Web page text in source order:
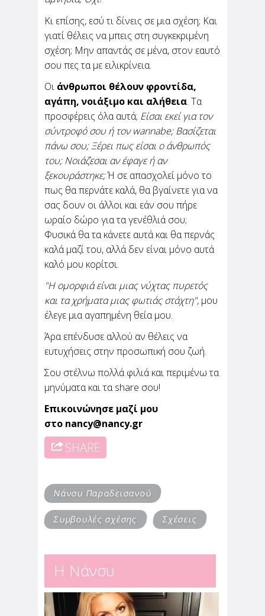
Κι επίσης, εσύ τι δίνεις σε μια σχέση; Και
γιατί θέλεις να μπεις στη συγκεκριμένη
σχέση; Μην απαντάς σε μένα, στον εαυτό
σου πες τα με ειλικρίνεια.
Οι άνθρωποι θέλουν φροντίδα,
αγάπη, νοιάξιμο και αλήθεια. Τα
προσφέρεις όλα αυτά; Είσαι εκεί για τον
σύντροφό σου ή τον wannabe; Βασίζεται
πάνω σου; Ξέρει πως είσαι ο άνθρωπός
του; Νοιάζεσαι αν έφαγε ή αν
ξεκουράστηκε;Ή σε απασχολεί μόνο το
πως θα περνάτε καλά, θα βγαίνετε για να
σας δουν οι άλλοι και εάν σου πήρε
ωραίο δώρο για τα γενέθλιά σου;
Φυσικά θα τα κάνετε αυτά και θα περνάς
καλά μαζί του, αλλά δεν είναι μόνο αυτά
καλό μου κορίτσι.
"Η ομορφιά είναι μιας νύχτας πυρετός
και τα χρήματα μιας φωτιάς στάχτη", μου
έλεγε μια αγαπημένη θεία μου.
Άρα επένδυσε αλλού αν θέλεις να
ευτυχήσεις στην προσωπική σου ζωή.
Σου στέλνω πολλά φιλιά και περιμένω τα
μηνύματα και τα share σου!
Επικοινώνησε μαζί μου
στο nancy@nancy.gr
SHARE
Νάνσυ Παραδεισανού
Συμβουλές σχέσης Σχέσεις
Η Νάνσυ